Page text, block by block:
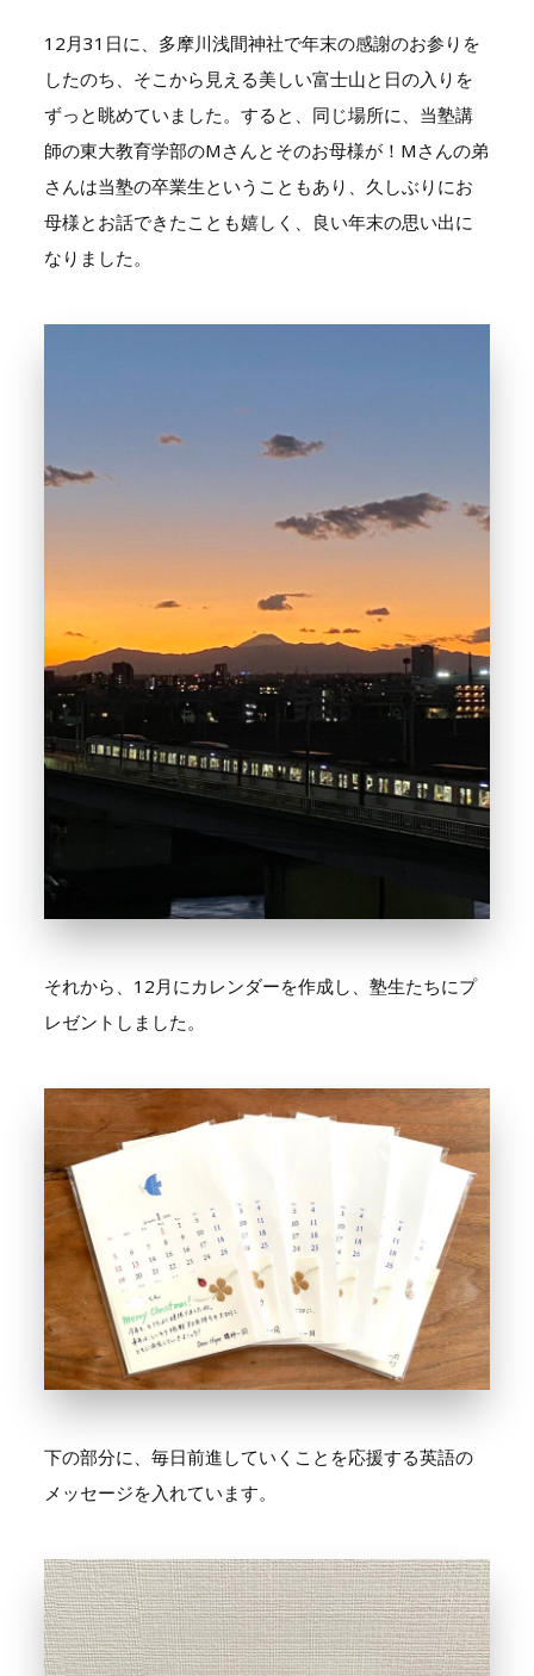
12月31日に、多摩川浅間神社で年末の感謝のお参りを
したのち、そこから見える美しい富士山と日の入りを
ずっと眺めていました。すると、同じ場所に、当塾講
師の東大教育学部のMさんとそのお母様が！Mさんの弟
さんは当塾の卒業生ということもあり、久しぶりにお
母様とお話できたことも嬉しく、良い年末の思い出に
なりました。
それから、12月にカレンダーを作成し、塾生たちにプ
レゼントしました。
下の部分に、毎日前進していくことを応援する英語の
メッセージを入れています。